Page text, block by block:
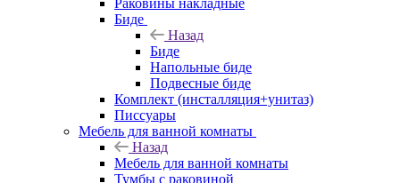
Раковины накладные
Биде
Назад
Биде
Напольные биде
Подвесные биде
Комплект (инсталляция+унитаз)
Писсуары
Мебель для ванной комнаты
Назад
Мебель для ванной комнаты
Тумбы с раковиной